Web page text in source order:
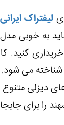
لیفتراک ایرانی
به خوبی
کنید.
شناخته می
دیزلی
را برای